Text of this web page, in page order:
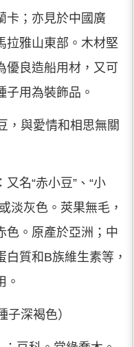
卡；亦見於中國廣
拉雅山東部。木材堅
良造船用材，又可
用為裝飾品。
，與愛情和相思無關
名“赤小豆”、“小
淡灰色。莢果無毛，
色。原產於亞洲；中
質和B族維生素等，
。
子深褐色）